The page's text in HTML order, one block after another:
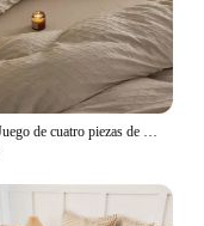
A-class-Juego de cuatro piezas de algodón puro cepillado, funda de edredón de algodón cálido, color sólido, 60 piezas, nuevo